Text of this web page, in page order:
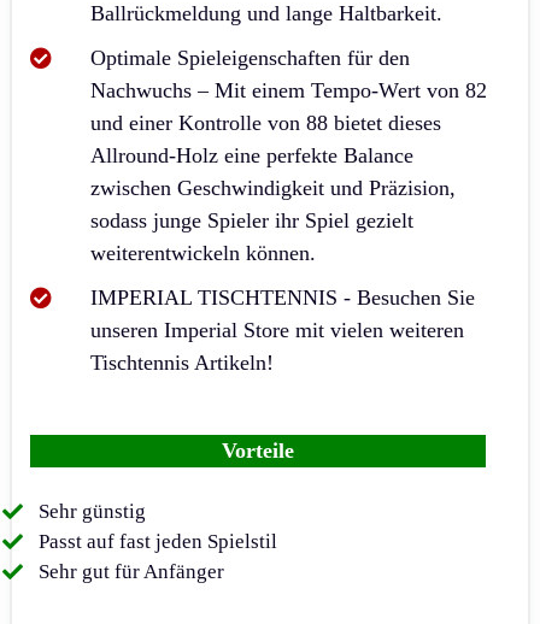
Ballrückmeldung und lange Haltbarkeit.
Optimale Spieleigenschaften für den
Nachwuchs – Mit einem Tempo-Wert von 82
und einer Kontrolle von 88 bietet dieses
Allround-Holz eine perfekte Balance
zwischen Geschwindigkeit und Präzision,
sodass junge Spieler ihr Spiel gezielt
weiterentwickeln können.
IMPERIAL TISCHTENNIS - Besuchen Sie
unseren Imperial Store mit vielen weiteren
Tischtennis Artikeln!
Vorteile
Sehr günstig
Passt auf fast jeden Spielstil
Sehr gut für Anfänger